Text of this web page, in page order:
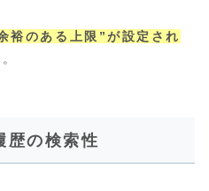
裕のある上限”が設定され
歴の検索性